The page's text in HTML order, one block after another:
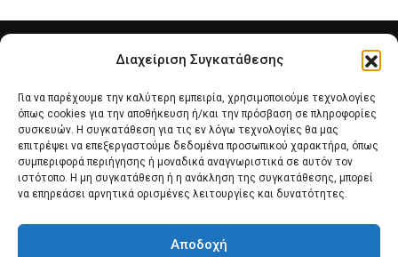
Διαχείριση Συγκατάθεσης
Για να παρέχουμε την καλύτερη εμπειρία, χρησιμοποιούμε τεχνολογίες
όπως cookies για την αποθήκευση ή/και την πρόσβαση σε πληροφορίες
συσκευών. Η συγκατάθεση για τις εν λόγω τεχνολογίες θα μας
επιτρέψει να επεξεργαστούμε δεδομένα προσωπικού χαρακτήρα, όπως
συμπεριφορά περιήγησης ή μοναδικά αναγνωριστικά σε αυτόν τον
ιστότοπο. Η μη συγκατάθεση ή η ανάκληση της συγκατάθεσης, μπορεί
να επηρεάσει αρνητικά ορισμένες λειτουργίες και δυνατότητες.
Αποδοχή
Αρχική Νέα του Συλλόγου Θέματα e-Magazino
Πολιτική Cookies (ΕΕ)